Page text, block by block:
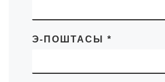
Э-ПОШТАСЫ *